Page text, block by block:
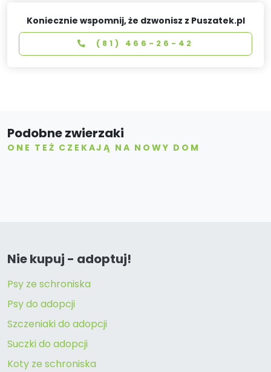
Koniecznie wspomnij, że dzwonisz z Puszatek.pl
(81) 466-26-42
Podobne zwierzaki
ONE TEŻ CZEKAJĄ NA NOWY DOM
Nie kupuj - adoptuj!
Psy ze schroniska
Psy do adopcji
Szczeniaki do adopcji
Suczki do adopcji
Koty ze schroniska